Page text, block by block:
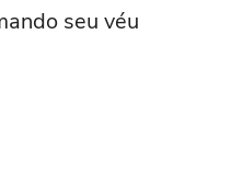
seu véu